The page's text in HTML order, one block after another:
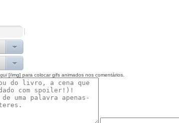
[/img] para colocar gifs animados nos comentários.